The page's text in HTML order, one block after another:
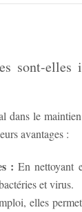
sont-elles
dans le
avantages :
:
et virus.